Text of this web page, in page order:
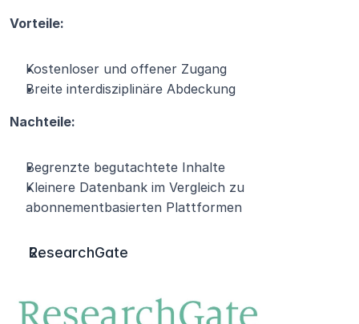
Vorteile:
Kostenloser und offener Zugang
Breite interdisziplinäre Abdeckung
Nachteile:
Begrenzte begutachtete Inhalte
Kleinere Datenbank im Vergleich zu
abonnementbasierten Plattformen
ResearchGate